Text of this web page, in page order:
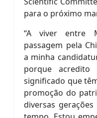
para o próximo
“A viver entre
passagem pela
a minha
porque
significado que
promoção do
diversas